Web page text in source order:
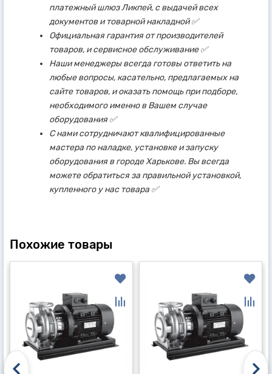
платежный шлюз Ликпей, с выдачей всех
документов и товарной накладной ✅
Официальная гарантия от производителей
товаров, и сервисное обслуживание ✅
Наши менеджеры всегда готовы ответить на
любые вопросы, касательно, предлагаемых на
сайте товаров, и оказать помощь при подборе,
необходимого именно в Вашем случае
оборудования ✅
С нами сотрудничают квалифицированные
мастера по наладке, установке и запуску
оборудования в городе Харькове. Вы всегда
можете обратиться за правильной установкой,
купленного у нас товара ✅
Похожие товары